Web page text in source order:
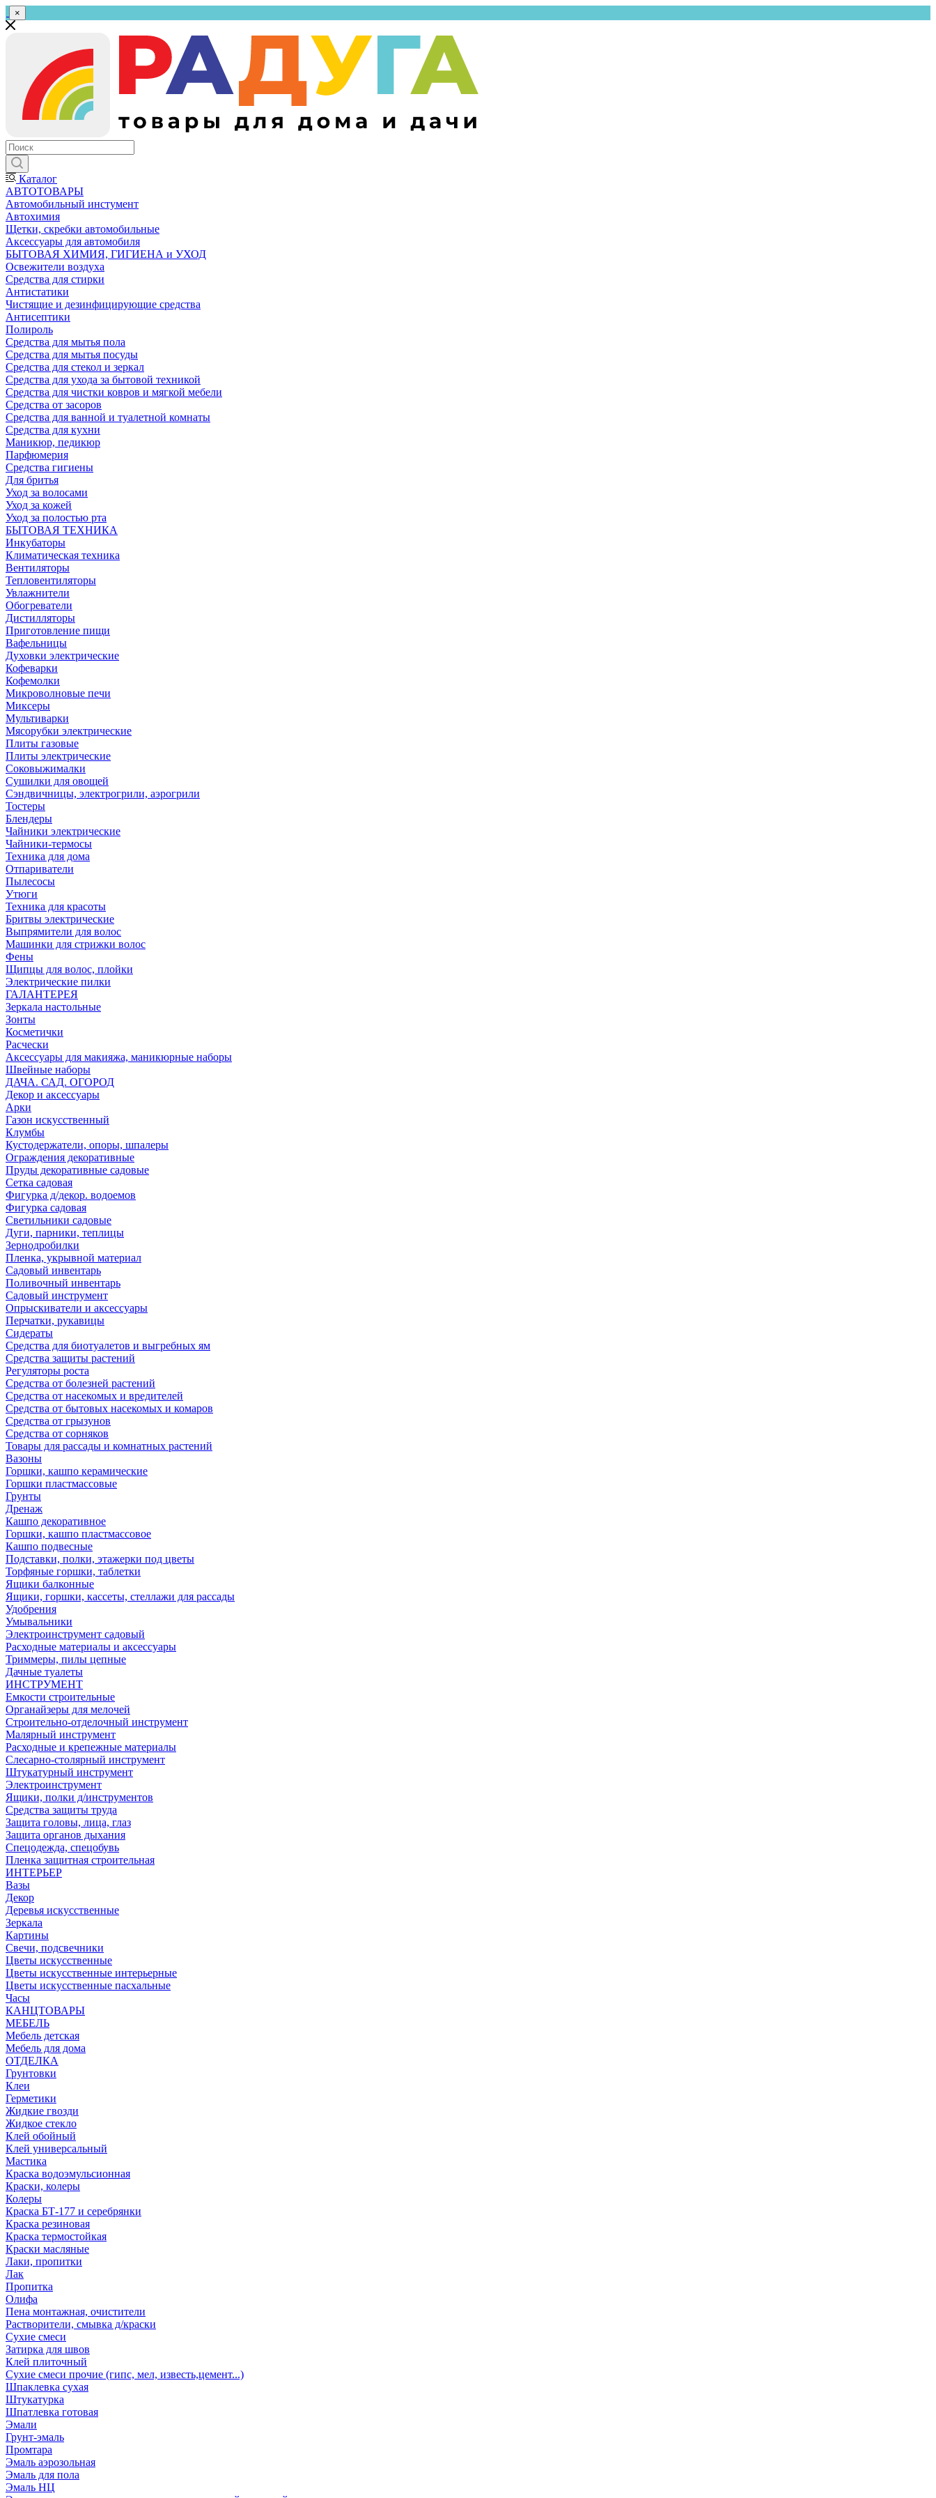
×
Каталог
АВТОТОВАРЫ
Автомобильный инстумент
Автохимия
Щетки, скребки автомобильные
Аксессуары для автомобиля
БЫТОВАЯ ХИМИЯ, ГИГИЕНА и УХОД
Освежители воздуха
Средства для стирки
Антистатики
Чистящие и дезинфицирующие средства
Антисептики
Полироль
Средства для мытья пола
Средства для мытья посуды
Средства для стекол и зеркал
Средства для ухода за бытовой техникой
Средства для чистки ковров и мягкой мебели
Средства от засоров
Средства для ванной и туалетной комнаты
Средства для кухни
Маникюр, педикюр
Парфюмерия
Средства гигиены
Для бритья
Уход за волосами
Уход за кожей
Уход за полостью рта
БЫТОВАЯ ТЕХНИКА
Инкубаторы
Климатическая техника
Вентиляторы
Тепловентиляторы
Увлажнители
Обогреватели
Дистилляторы
Приготовление пищи
Вафельницы
Духовки электрические
Кофеварки
Кофемолки
Микроволновые печи
Миксеры
Мультиварки
Мясорубки электрические
Плиты газовые
Плиты электрические
Соковыжималки
Сушилки для овощей
Сэндвичницы, электрогрили, аэрогрили
Тостеры
Блендеры
Чайники электрические
Чайники-термосы
Техника для дома
Отпариватели
Пылесосы
Утюги
Техника для красоты
Бритвы электрические
Выпрямители для волос
Машинки для стрижки волос
Фены
Щипцы для волос, плойки
Электрические пилки
ГАЛАНТЕРЕЯ
Зеркала настольные
Зонты
Косметички
Расчески
Аксессуары для макияжа, маникюрные наборы
Швейные наборы
ДАЧА. САД. ОГОРОД
Декор и аксессуары
Арки
Газон искусственный
Клумбы
Кустодержатели, опоры, шпалеры
Ограждения декоративные
Пруды декоративные садовые
Сетка садовая
Фигурка д/декор. водоемов
Фигурка садовая
Светильники садовые
Дуги, парники, теплицы
Зернодробилки
Пленка, укрывной материал
Садовый инвентарь
Поливочный инвентарь
Садовый инструмент
Опрыскиватели и аксессуары
Перчатки, рукавицы
Сидераты
Средства для биотуалетов и выгребных ям
Средства защиты растений
Регуляторы роста
Средства от болезней растений
Средства от насекомых и вредителей
Средства от бытовых насекомых и комаров
Средства от грызунов
Средства от сорняков
Товары для рассады и комнатных растений
Вазоны
Горшки, кашпо керамические
Горшки пластмассовые
Грунты
Дренаж
Кашпо декоративное
Горшки, кашпо пластмассовое
Кашпо подвесные
Подставки, полки, этажерки под цветы
Торфяные горшки, таблетки
Ящики балконные
Ящики, горшки, кассеты, стеллажи для рассады
Удобрения
Умывальники
Электроинструмент садовый
Расходные материалы и аксессуары
Триммеры, пилы цепные
Дачные туалеты
ИНСТРУМЕНТ
Емкости строительные
Органайзеры для мелочей
Строительно-отделочный инструмент
Малярный инструмент
Расходные и крепежные материалы
Слесарно-столярный инструмент
Штукатурный инструмент
Электроинструмент
Ящики, полки д/инструментов
Средства защиты труда
Защита головы, лица, глаз
Защита органов дыхания
Спецодежда, спецобувь
Пленка защитная строительная
ИНТЕРЬЕР
Вазы
Декор
Деревья искусственные
Зеркала
Картины
Свечи, подсвечники
Цветы искусственные
Цветы искусственные интерьерные
Цветы искусственные пасхальные
Часы
КАНЦТОВАРЫ
МЕБЕЛЬ
Мебель детская
Мебель для дома
ОТДЕЛКА
Грунтовки
Клеи
Герметики
Жидкие гвозди
Жидкое стекло
Клей обойный
Клей универсальный
Мастика
Краска водоэмульсионная
Краски, колеры
Колеры
Краска БТ-177 и серебрянки
Краска резиновая
Краска термостойкая
Краски масляные
Лаки, пропитки
Лак
Пропитка
Олифа
Пена монтажная, очистители
Растворители, смывка д/краски
Сухие смеси
Затирка для швов
Клей плиточный
Сухие смеси прочие (гипс, мел, известь,цемент...)
Шпаклевка сухая
Штукатурка
Шпатлевка готовая
Эмали
Грунт-эмаль
Промтара
Эмаль аэрозольная
Эмаль для пола
Эмаль НЦ